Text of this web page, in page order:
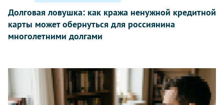
Долговая ловушка: как кража ненужной кредитной
карты может обернуться для россиянина
многолетними долгами